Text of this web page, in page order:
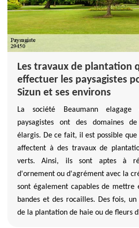
Les travaux de plantation
effectuer les paysagistes
Sizun et ses environs
La société Beaumann
paysagistes ont des domaines
élargis. De ce fait, il est possible
affectent à des travaux de
verts. Ainsi, ils sont aptes à
d'ornement ou d'agrément avec la
sont également capables de mettre
bandes et des rocailles. Des fois, un
de la plantation de haie ou de fleurs